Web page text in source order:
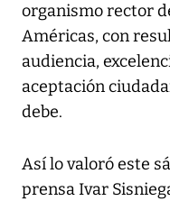
organismo rector
Américas, con
audiencia,
aceptación
debe.
Así lo valoró este
prensa Ivar